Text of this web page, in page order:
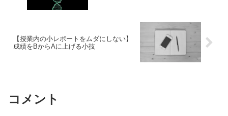
【授業内の小レポートをムダにしない】
成績をBからAに上げる小技
コメント